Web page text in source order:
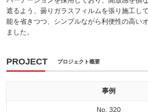
遮るよう、曇りガラスフィルムを張り施工し
能を省きつつ、シンプルながら利便性の高い
ました。
PROJECT プロジェクト概要
事例
No. 320